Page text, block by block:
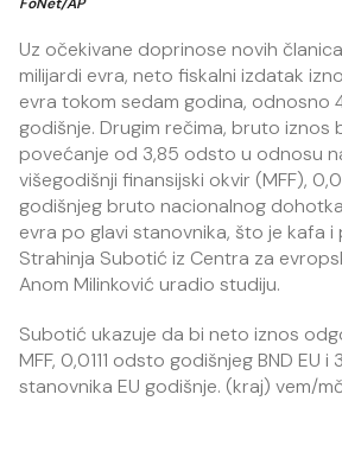
FoNet/AP
Uz očekivane doprinose novih
milijardi evra, neto fiskalni izdatak
evra tokom sedam godina, odnosno
godišnje. Drugim rečima, bruto iznos
povećanje od 3,85 odsto u odnosu
višegodišnji finansijski okvir (MFF),
godišnjeg bruto nacionalnog dohotka
evra po glavi stanovnika, što je kafa i
Strahinja Subotić iz Centra za
Anom Milinković uradio studiju.
Subotić ukazuje da bi neto iznos
MFF, 0,0111 odsto godišnjeg BND EU
stanovnika EU godišnje. (kraj) vem/